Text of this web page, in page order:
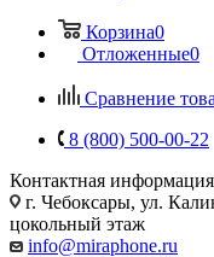
Корзина0
Отложенные0
Сравнение
8 (800) 500-00-22
Контактная информация
г. Чебоксары, ул.
цокольный этаж
info@miraphone.ru